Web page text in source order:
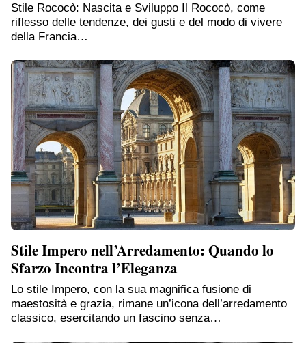
Stile Rococò: Nascita e Sviluppo Il Rococò, come
riflesso delle tendenze, dei gusti e del modo di vivere
della Francia…
Stile Impero nell’Arredamento: Quando lo
Sfarzo Incontra l’Eleganza
Lo stile Impero, con la sua magnifica fusione di
maestosità e grazia, rimane un’icona dell’arredamento
classico, esercitando un fascino senza…